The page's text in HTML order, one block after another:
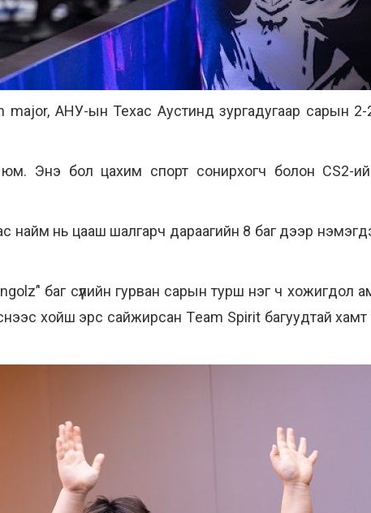
major, АНУ-ын Техас Аустинд зургадугаар сарын
Энэ бол цахим спорт сонирхогч болон CS2-
найм нь цааш шалгарч дараагийн 8 баг дээр
баг сүүлийн гурван сарын турш нэг ч хожигдол
хойш эрс сайжирсан Тeam Spirit багуудтай